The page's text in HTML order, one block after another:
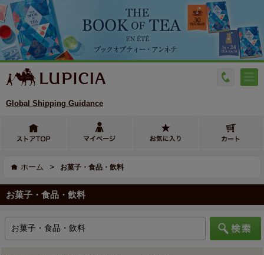
Global Shipping Guidance
ホーム > お菓子・食品・飲料
お菓子・食品・飲料